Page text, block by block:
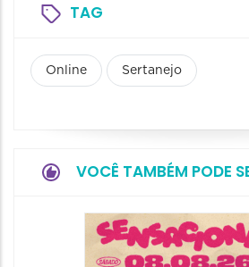
TAG
Online Sertanejo
VOCÊ TAMBÉM PODE